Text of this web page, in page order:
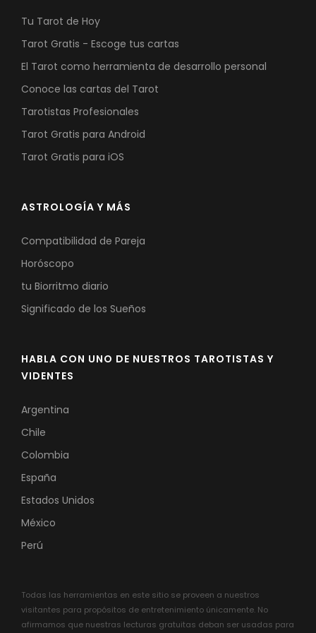
Tu Tarot de Hoy
Tarot Gratis - Escoge tus cartas
El Tarot como herramienta de desarrollo personal
Conoce las cartas del Tarot
Tarotistas Profesionales
Tarot Gratis para Android
Tarot Gratis para iOS
ASTROLOGÍA Y MÁS
Compatibilidad de Pareja
Horóscopo
tu Biorritmo diario
Significado de los Sueños
HABLA CON UNO DE NUESTROS TAROTISTAS Y
VIDENTES
Argentina
Chile
Colombia
España
Estados Unidos
México
Perú
Todas las herramientas en este sitio se proveen a nuestros
visitantes para propósitos de entretenimiento únicamente. No
afirmamos que nuestras lecturas gratuitas deban ser usadas para